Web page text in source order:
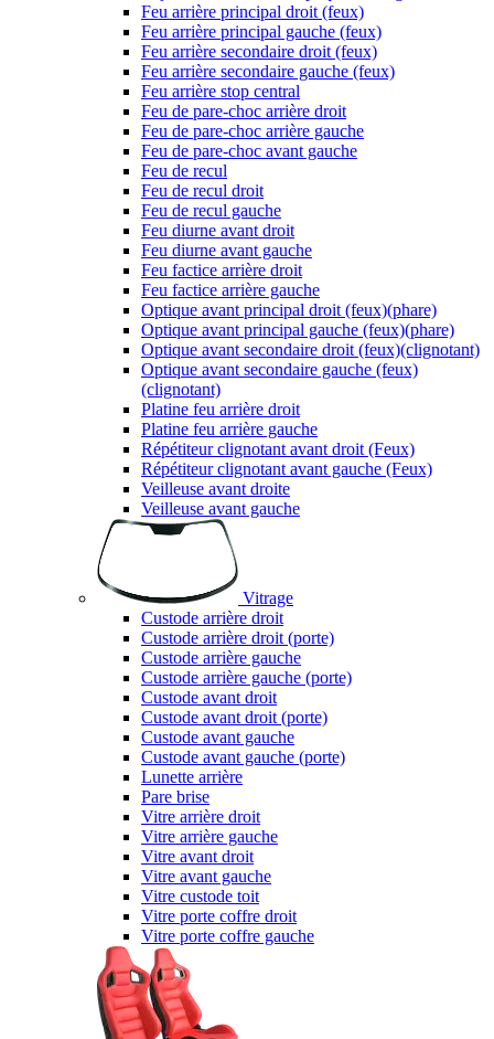
Feu arrière principal droit (feux)
Feu arrière principal gauche (feux)
Feu arrière secondaire droit (feux)
Feu arrière secondaire gauche (feux)
Feu arrière stop central
Feu de pare-choc arrière droit
Feu de pare-choc arrière gauche
Feu de pare-choc avant gauche
Feu de recul
Feu de recul droit
Feu de recul gauche
Feu diurne avant droit
Feu diurne avant gauche
Feu factice arrière droit
Feu factice arrière gauche
Optique avant principal droit (feux)(phare)
Optique avant principal gauche (feux)(phare)
Optique avant secondaire droit (feux)(clignotant)
Optique avant secondaire gauche (feux)
(clignotant)
Platine feu arrière droit
Platine feu arrière gauche
Répétiteur clignotant avant droit (Feux)
Répétiteur clignotant avant gauche (Feux)
Veilleuse avant droite
Veilleuse avant gauche
Vitrage
Custode arrière droit
Custode arrière droit (porte)
Custode arrière gauche
Custode arrière gauche (porte)
Custode avant droit
Custode avant droit (porte)
Custode avant gauche
Custode avant gauche (porte)
Lunette arrière
Pare brise
Vitre arrière droit
Vitre arrière gauche
Vitre avant droit
Vitre avant gauche
Vitre custode toit
Vitre porte coffre droit
Vitre porte coffre gauche